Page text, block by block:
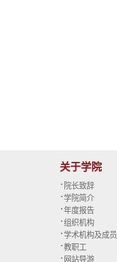
关于学院
· 院长致辞
·学院简介
·年度报告
·组织机构
·学术机构及成员
·教职工
· 网站导游